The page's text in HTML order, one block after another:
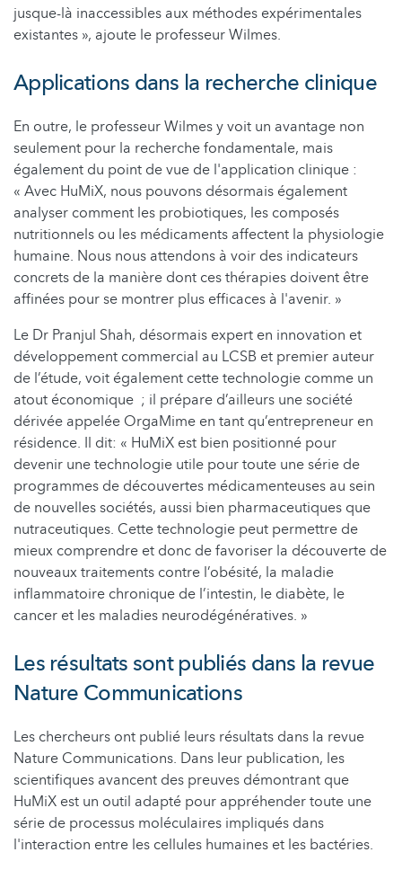
jusque-là inaccessibles aux méthodes expérimentales
existantes », ajoute le professeur Wilmes.
Applications dans la recherche clinique
En outre, le professeur Wilmes y voit un avantage non
seulement pour la recherche fondamentale, mais
également du point de vue de l'application clinique :
« Avec HuMiX, nous pouvons désormais également
analyser comment les probiotiques, les composés
nutritionnels ou les médicaments affectent la physiologie
humaine. Nous nous attendons à voir des indicateurs
concrets de la manière dont ces thérapies doivent être
affinées pour se montrer plus efficaces à l'avenir. »
Le Dr Pranjul Shah, désormais expert en innovation et
développement commercial au LCSB et premier auteur
de l’étude, voit également cette technologie comme un
atout économique ; il prépare d’ailleurs une société
dérivée appelée OrgaMime en tant qu’entrepreneur en
résidence. Il dit: « HuMiX est bien positionné pour
devenir une technologie utile pour toute une série de
programmes de découvertes médicamenteuses au sein
de nouvelles sociétés, aussi bien pharmaceutiques que
nutraceutiques. Cette technologie peut permettre de
mieux comprendre et donc de favoriser la découverte de
nouveaux traitements contre l’obésité, la maladie
inflammatoire chronique de l’intestin, le diabète, le
cancer et les maladies neurodégénératives. »
Les résultats sont publiés dans la revue
Nature Communications
Les chercheurs ont publié leurs résultats dans la revue
Nature Communications. Dans leur publication, les
scientifiques avancent des preuves démontrant que
HuMiX est un outil adapté pour appréhender toute une
série de processus moléculaires impliqués dans
l'interaction entre les cellules humaines et les bactéries.